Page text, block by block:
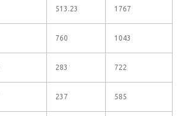
513.23 1767
760 1043
283 722
237 585